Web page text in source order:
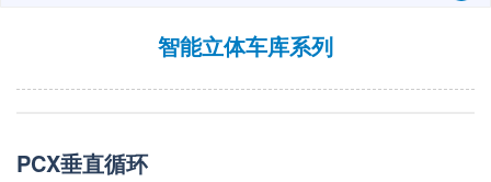
智能立体车库系列
PCX垂直循环